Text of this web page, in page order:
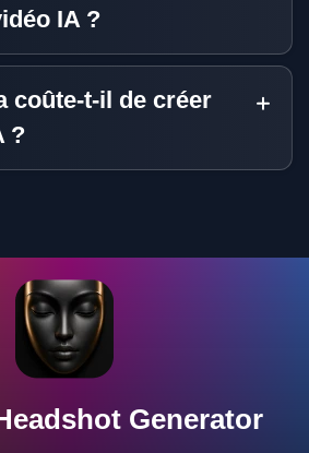
IA ?
coûte-t-il de créer
?
Generator